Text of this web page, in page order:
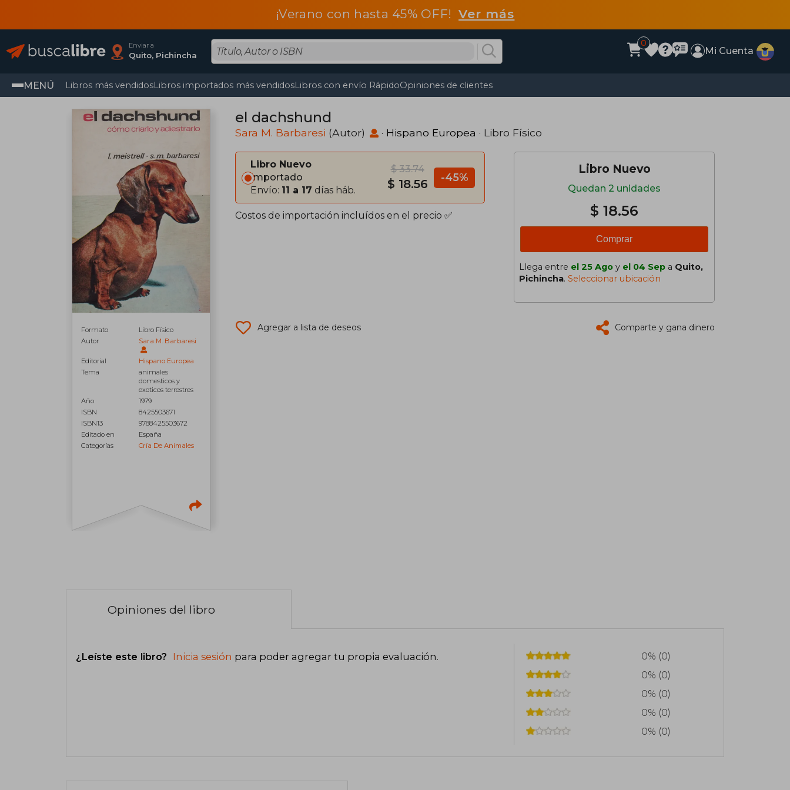
¡Verano con hasta 45% OFF!Ver más
Enviar a
Quito, Pichincha
0
Mi Cuenta
MENÚ Libros más vendidosLibros importados más vendidosLibros con envío RápidoOpiniones de clientes
Formato
Libro Físico
Autor
Sara M. Barbaresi
Editorial
Hispano Europea
Tema
animales
domesticos y
exoticos terrestres
Año
1979
ISBN
8425503671
ISBN13
9788425503672
Editado en
España
Categorías
Cría De Animales
el dachshund
Sara M. Barbaresi (Autor) · Hispano Europea · Libro Físico
Libro Nuevo
Importado
Envío: 11 a 17 días háb.
$ 33.74
$ 18.56 -45%
Costos de importación incluídos en el precio ✅
Libro Nuevo
Quedan 2 unidades
$ 18.56
Comprar
Llega entre el 25 Ago y el 04 Sep a Quito,
Pichincha. Seleccionar ubicación
Agregar a lista de deseos Comparte y gana dinero
Opiniones del libro
¿Leíste este libro? Inicia sesión para poder agregar tu propia evaluación.
0% (0)
0% (0)
0% (0)
0% (0)
0% (0)